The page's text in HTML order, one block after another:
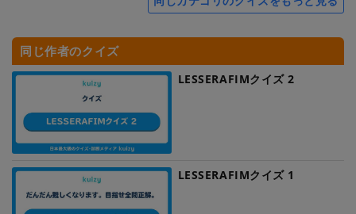
同じ作者のクイズ
LESSERAFIMクイズ 2
LESSERAFIMクイズ 1